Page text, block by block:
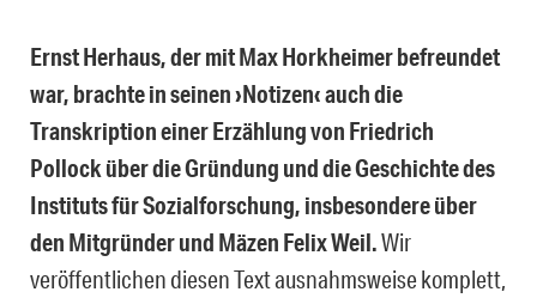
Ernst Herhaus, der mit Max Horkheimer befreundet
war, brachte in seinen ›Notizen‹ auch die
Transkription einer Erzählung von Friedrich
Pollock über die Gründung und die Geschichte des
Instituts für Sozialforschung, insbesondere über
den Mitgründer und Mäzen Felix Weil.Wir
veröffentlichen diesen Text ausnahmsweise komplett,